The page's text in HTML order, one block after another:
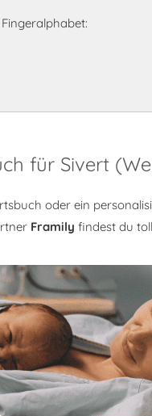
für Sivert
oder ein
Framily findest du